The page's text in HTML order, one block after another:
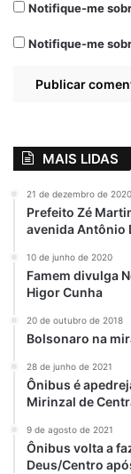
Notifique-me
Notifique-me
MAIS LIDAS
21 de dezembro de 2020
Prefeito Zé
avenida Antônio
10 de junho de 2020
Famem divulga
Higor Cunha
20 de outubro de 2018
Bolsonaro na
28 de junho de 2021
Ônibus é
Mirinzal de
9 de agosto de 2021
Ônibus volta a
Deus/Centro